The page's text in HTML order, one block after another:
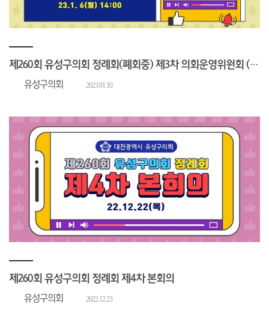
제260회 유성구의회 정례회(폐회중) 제3차 의회운영위원회 (23.1.6 월요일)회의진행)
유성구의회 2023.01.10
제260회 유성구의회 정례회 제4차 본회의
유성구의회 2022.12.23